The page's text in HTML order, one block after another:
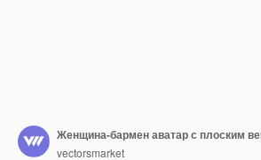
Женщина-бармен аватар с плоским
vectorsmarket